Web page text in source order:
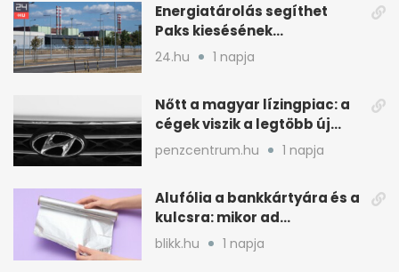
Energiatárolás segíthet
Paks kiesésének
áthidalásában
Magyarországon
24.hu 1 napja
Nőtt a magyar lízingpiac: a
cégek viszik a legtöbb új
autót 2024-ben
penzcentrum.hu 1 napja
Alufólia a bankkártyára és a
kulcsra: mikor ad
pluszvédelmet?
blikk.hu 1 napja